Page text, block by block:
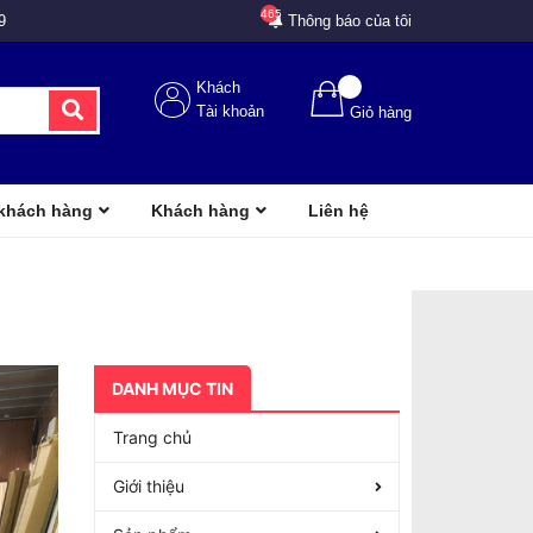
Thông báo của tôi
465
Giỏ hàng
Khách
Tài khoản
hàng Khách hàng Liên hệ
DANH MỤC TIN
Trang chủ
Giới thiệu